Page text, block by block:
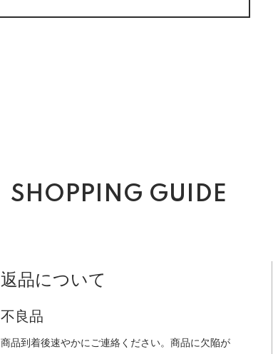
SHOPPING GUIDE
返品について
不良品
商品到着後速やかにご連絡ください。商品に欠陥が